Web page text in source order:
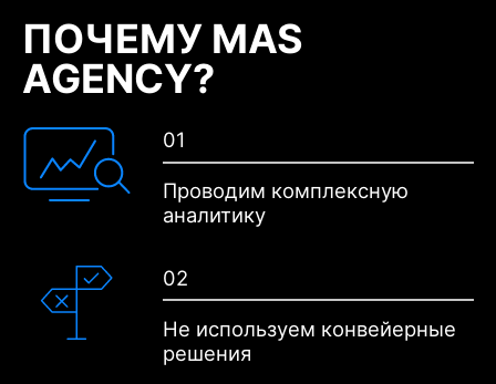
ПОЧЕМУ MAS
AGENCY?
01
Проводим комплексную
аналитику
02
Не используем конвейерные
решения